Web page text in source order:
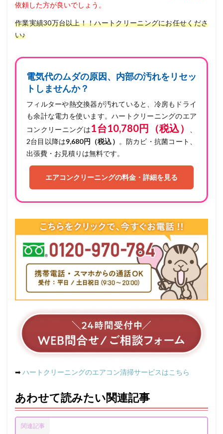
依頼した方が良いでしょう。
作業実績30万台以上！！ハートクリーニングにお任せくださ
い♪
電気代のムダの原因、内部の汚れをリセッ
トしませんか？
フィルターや熱交換器が汚れていると、冷房もドライ
も余計な電力を使います。ハートクリーニングのエア
コンクリーニングは1台10,780円（税込）
、
2台目以降は9,680円（税込） 。防カビ・抗菌コート、
出張費・お見積りは無料です。
エアコンクリーニングの料金・詳細を見る
➡ハートクリーニングのエアコン清掃サービスはこちら
あわせて読みたい関連記事
関連記事